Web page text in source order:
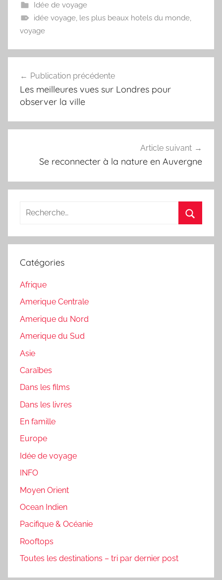
Idée de voyage
idée voyage, les plus beaux hotels du monde,
voyage
de
l’article
Publication précédente
Les meilleures vues sur Londres pour
observer la ville
Article suivant
Se reconnecter à la nature en Auvergne
Recherche
:
Catégories
Afrique
Amerique Centrale
Amerique du Nord
Amerique du Sud
Asie
Caraïbes
Dans les films
Dans les livres
En famille
Europe
Idée de voyage
INFO
Moyen Orient
Ocean Indien
Pacifique & Océanie
Rooftops
Toutes les destinations – tri par dernier post